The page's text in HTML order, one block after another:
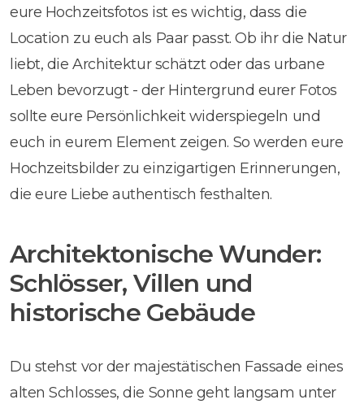
eure Hochzeitsfotos ist es wichtig, dass die
Location zu euch als Paar passt. Ob ihr die Natur
liebt, die Architektur schätzt oder das urbane
Leben bevorzugt - der Hintergrund eurer Fotos
sollte eure Persönlichkeit widerspiegeln und
euch in eurem Element zeigen. So werden eure
Hochzeitsbilder zu einzigartigen Erinnerungen,
die eure Liebe authentisch festhalten.
Architektonische Wunder:
Schlösser, Villen und
historische Gebäude
Du stehst vor der majestätischen Fassade eines
alten Schlosses, die Sonne geht langsam unter